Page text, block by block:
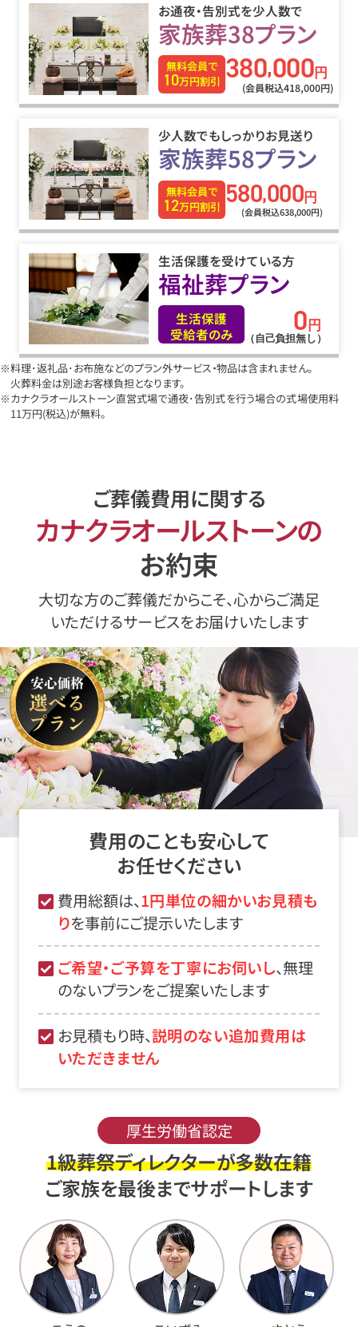
お通夜・告別式を少人数で
家族葬38プラン
無料会員で
10万円割引 380,000円
(会員税込418,000円)
少人数でもしっかりお見送り
家族葬58プラン
無料会員で
12万円割引 580,000円
(会員税込638,000円)
生活保護を受けている方
福祉葬プラン
生活保護
受給者のみ
0 円
（自己負担無し）
※料理･返礼品･お布施などのプラン外サービス・物品は含まれません。
火葬料金は別途お客様負担となります。
※カナクラオールストーン直営式場で通夜･告別式を行う場合の式場使用料
11万円(税込)が無料。
ご葬儀費用に関する
カナクラオールストーンの
お約束
大切な方のご葬儀だからこそ、心からご満足
いただけるサービスをお届けいたします
費用のことも安心して
お任せください
費用総額は、1円単位の細かいお見積も
りを事前にご提示いたします
ご希望・ご予算を丁寧にお伺いし、無理
のないプランをご提案いたします
お見積もり時、説明のない追加費用は
いただきません
厚生労働省認定
1級葬祭ディレクターが多数在籍
ご家族を最後までサポートします